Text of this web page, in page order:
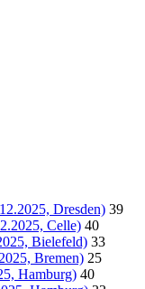
Dresden) 39
Celle) 40
Bielefeld) 33
Bremen) 25
Hamburg) 40